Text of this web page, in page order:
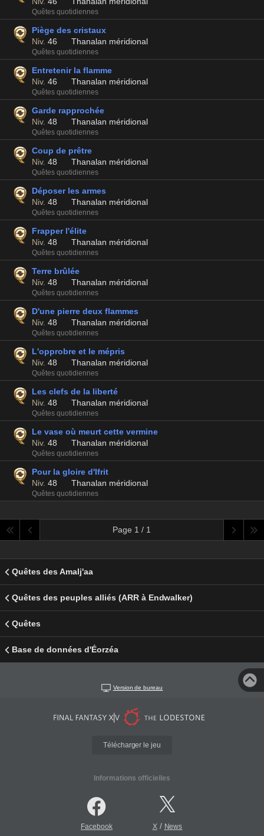
Quêtes quotidiennes
Piège des cristaux
Niv. 46 Thanalan méridional
Quêtes quotidiennes
Entretenir la flamme
Niv. 46 Thanalan méridional
Quêtes quotidiennes
Garde rapprochée
Niv. 48 Thanalan méridional
Quêtes quotidiennes
Coup de prêtre
Niv. 48 Thanalan méridional
Quêtes quotidiennes
Déposer les armes
Niv. 48 Thanalan méridional
Quêtes quotidiennes
Frapper l'élite
Niv. 48 Thanalan méridional
Quêtes quotidiennes
Terre brûlée
Niv. 48 Thanalan méridional
Quêtes quotidiennes
D'une pierre deux flammes
Niv. 48 Thanalan méridional
Quêtes quotidiennes
L'opprobre et le mépris
Niv. 48 Thanalan méridional
Quêtes quotidiennes
Les clefs de la liberté
Niv. 48 Thanalan méridional
Quêtes quotidiennes
Le vase où meurt cette vermine
Niv. 48 Thanalan méridional
Quêtes quotidiennes
Pour la gloire d'Ifrit
Niv. 48 Thanalan méridional
Quêtes quotidiennes
Page 1 / 1
Quêtes des Amalj'aa
Quêtes des peuples alliés (ARR à Endwalker)
Quêtes
Base de données d'Éorzéa
Version de bureau
Télécharger le jeu
Informations officielles
Facebook X/ News